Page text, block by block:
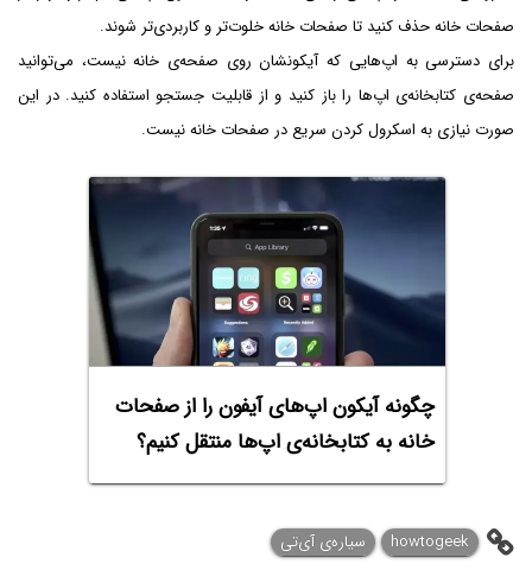
صفحات خانه حذف کنید تا صفحات خانه خلوت‌تر و کاربردی‌تر شوند.
برای دسترسی به اپ‌هایی که آیکونشان روی صفحه‌ی خانه نیست، می‌توانید
صفحه‌ی کتابخانه‌ی اپ‌ها را باز کنید و از قابلیت جستجو استفاده کنید. در این
صورت نیازی به اسکرول کردن سریع در صفحات خانه نیست.
چگونه آیکون اپ‌های آیفون را از صفحات
خانه به کتابخانه‌ی اپ‌ها منتقل کنیم؟
howtogeek سیاره‌ی آی‌تی